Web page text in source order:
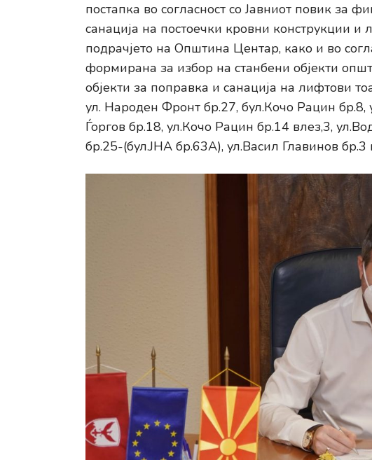
постапка во согласност со Јавниот повик за
санација на постоечки кровни конструкции и
подрачјето на Општина Центар, како и во
формирана за избор на станбени објекти
објекти за поправка и санација на лифтови
ул. Народен Фронт бр.27, бул.Кочо Рацин
Ѓоргов бр.18, ул.Кочо Рацин бр.14 влез,3,
бр.25-(бул.ЈНА бр.63А), ул.Васил Главинов